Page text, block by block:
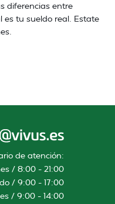
diferencias entre
es tu sueldo real. Estate
de atención:
/ 8:00 – 21:00
/ 9:00 – 17:00
/ 9:00 – 14:00